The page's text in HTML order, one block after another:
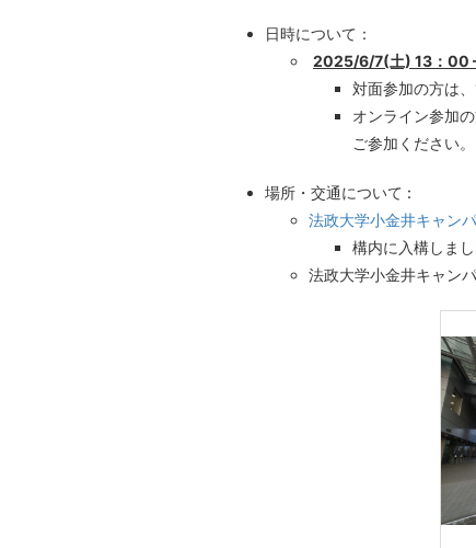
日時について：
2025/6/7(土) 13：00
対面参加の方は
オンライン参加
ご参加ください。
場所・交通について :
法政大学小金井キャン
構内に入構しま
法政大学小金井キャン